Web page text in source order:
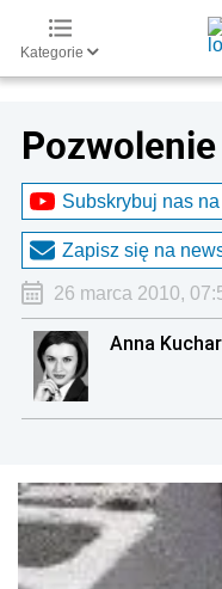
Kategorie
Subskrybuj nas
Zapisz się na
26 marca 2010,
Anna